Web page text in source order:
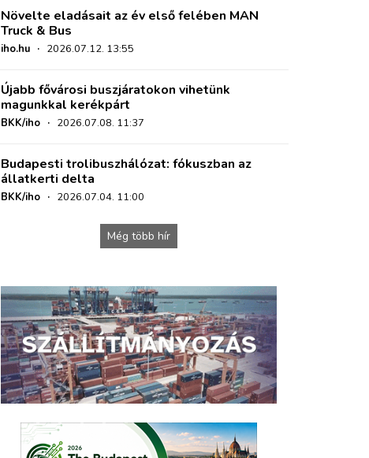
Növelte eladásait az év első felében MAN
Truck & Bus
iho.hu · 2026.07.12. 13:55
Újabb fővárosi buszjáratokon vihetünk
magunkkal kerékpárt
BKK/iho · 2026.07.08. 11:37
Budapesti trolibuszhálózat: fókuszban az
állatkerti delta
BKK/iho · 2026.07.04. 11:00
Még több hír